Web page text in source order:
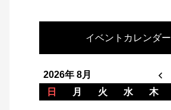
イベントカレンダー
2026年 8月
日
月 火 水 木